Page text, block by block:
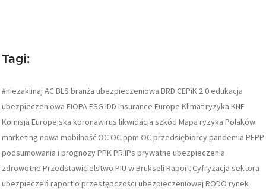
Tagi:
#niezaklinaj ACBLS branża ubezpieczeniowa BRD CEPiK 2.0 edukacja
ubezpieczeniowa EIOPAESG IDD Insurance Europe Klimat ryzyka KNF
Komisja Europejska koronawirus likwidacja szkód Mapa ryzyka Polaków
marketing nowa mobilność OC OC ppm OC przedsiębiorcypandemia PEPP
podsumowania i prognozyPPKPRIIPs prywatne ubezpieczenia
zdrowotne Przedstawicielstwo PIU w Brukseli Raport Cyfryzacja sektora
ubezpieczeń raport o przestępczości ubezpieczeniowej RODO rynek